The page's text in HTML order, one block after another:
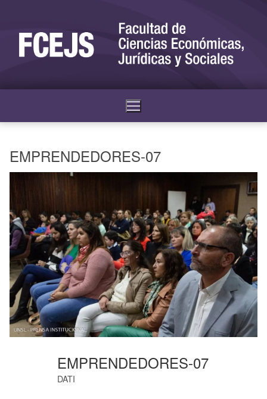
EMPRENDEDORES-07
EMPRENDEDORES-07
DATI